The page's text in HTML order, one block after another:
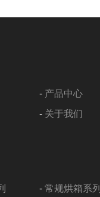
- 产品中心
- 关于我们
-常规烘箱系列